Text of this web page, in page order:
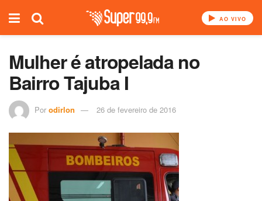
AO VIVO
Mulher é atropelada no
Bairro Tajuba I
Por odirlon 26 de fevereiro de 2016